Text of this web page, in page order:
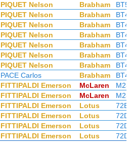
PIQUET Nelson Brabham
PIQUET Nelson Brabham
PIQUET Nelson Brabham
PIQUET Nelson Brabham
PIQUET Nelson Brabham
PIQUET Nelson Brabham
PIQUET Nelson Brabham
PACE Carlos Brabham
FITTIPALDI Emerson McLaren
FITTIPALDI Emerson McLaren
FITTIPALDI Emerson Lotus
72E
FITTIPALDI Emerson Lotus
72D
FITTIPALDI Emerson Lotus
72D
FITTIPALDI Emerson Lotus 72D